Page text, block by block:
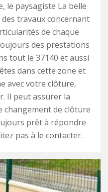
le paysagiste La belle
travaux concernant
de chaque
des prestations
tout le 37140 et aussi
dans cette zone et
avec votre clôture,
Il peut assurer la
de clôture
prêt à répondre
pas à le contacter.